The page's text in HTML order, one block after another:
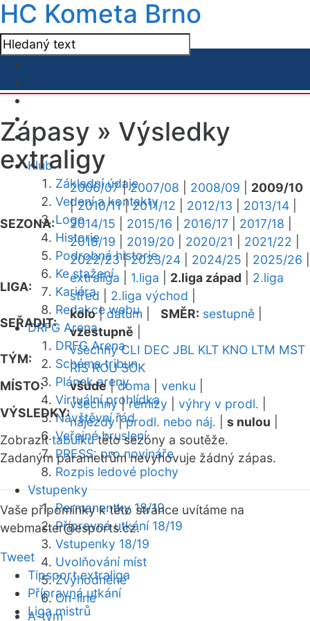
HC Kometa Brno
Klub
Základní údaje
Vedení a kontakty
Logo
Historie
Podrobná historie
Ke stažení
Kariéra
Redakce webu
DRFG Arena
DRFG Arena
Schéma tribun
Plánek areny
Virtuální prohlídka
Návštěvní řád
Veřejné bruslení
PRESS: pro novináře
Rozpis ledové plochy
Vstupenky
Permanentky 18/19
Přípravná utkání 18/19
Vstupenky 18/19
Uvolňování míst
Zvýhodněné
On-line
A-tým
Zápasy » Výsledky
extraligy
SEZONA:
2006/07|2007/08 2008/09
2009/10
|2010/11|2011/12 2012/13 2013/14
2014/15
2015/16 2016/17 2017/18
2018/19
2019/20 2020/21 2021/22
2022/23|2023/24 2024/25 2025/26
LIGA:
extraliga 1.liga 2.liga západ
2.liga
střed
2.liga východ
SEŘADIT:
kolo|datum SMĚR: sestupně
vzestupně
TÝM:
všechny CLI DEC JBL KLT KNO LTM MST
RIS ROU SOK
MÍSTO:
všude|doma venku
VÝSLEDKY:
všechny|remízy výhry v prodl.
nájezdy|prodl. nebo náj. s nulou
Zobrazittabulkutéto sezóny a soutěže.
Zadaným parametrům nevyhovuje žádný zápas.
Vaše připomínky k této stránce uvítáme na
webmaster@esports.cz.
Tweet
Tipsport extraliga
Přípravná utkání
Liga mistrů